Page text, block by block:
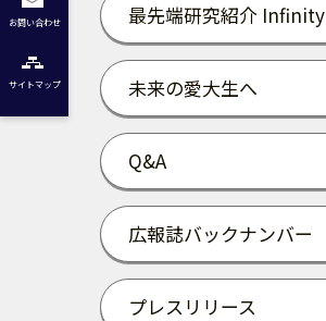
お問い合わせ
サイトマップ
最先端研究紹介 Infinity
未来の愛大生へ
Q&A
広報誌バックナンバー
プレスリリース